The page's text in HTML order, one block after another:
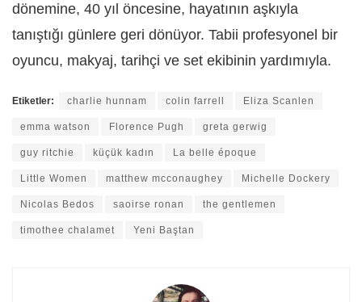
dönemine, 40 yıl öncesine, hayatının aşkıyla
tanıştığı günlere geri dönüyor. Tabii profesyonel bir
oyuncu, makyaj, tarihçi ve set ekibinin yardımıyla.
Etiketler: charlie hunnam colin farrell Eliza Scanlen
emma watson Florence Pugh greta gerwig
guy ritchie küçük kadın La belle époque
Little Women matthew mcconaughey Michelle Dockery
Nicolas Bedos saoirse ronan the gentlemen
timothee chalamet Yeni Baştan